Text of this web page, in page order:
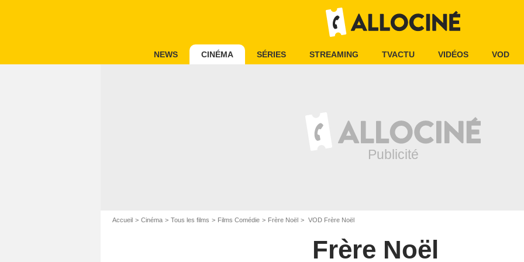
NEWS CINÉMA SÉRIES STREAMING TVACTU VIDÉOS VOD
Accueil Cinéma Tous les films Films Comédie Frère Noël VOD Frère Noël
Frère Noël